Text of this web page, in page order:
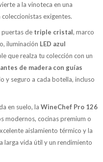
a la vinoteca en una
exigentes.
puertas de triple cristal, marco
iluminación LED azul
que realza tu colección con un
de madera con guías
y seguro a cada botella, incluso
en suelo, la WineChef Pro 126
modernos, cocinas premium o
aislamiento térmico y la
larga vida útil y un rendimiento